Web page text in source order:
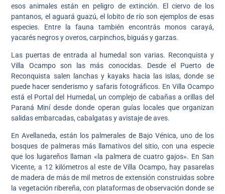
esos animales están en peligro de extinción. El ciervo de los
pantanos, el aguará guazú, el lobito de río son ejemplos de esas
especies. Entre la fauna también encontrás monos carayá,
yacarés negros y overos, carpinchos, biguás y garzas.
Las puertas de entrada al humedal son varias. Reconquista y
Villa Ocampo son las más conocidas. Desde el Puerto de
Reconquista salen lanchas y kayaks hacia las islas, donde se
puede hacer senderismo y safaris fotográficos. En Villa Ocampo
está el Portal del Humedal, un complejo de cabañas a orillas del
Paraná Miní desde donde operan guías locales que organizan
salidas embarcadas, cabalgatas y avistaje de aves.
En Avellaneda, están los palmerales de Bajo Vénica, uno de los
bosques de palmeras más llamativos del sitio, con una especie
que los lugareños llaman «la palmera de cuatro gajos». En San
Vicente, a 12 kilómetros al este de Villa Ocampo, hay pasarelas
de madera de más de mil metros de extensión construidas sobre
la vegetación ribereña, con plataformas de observación donde se